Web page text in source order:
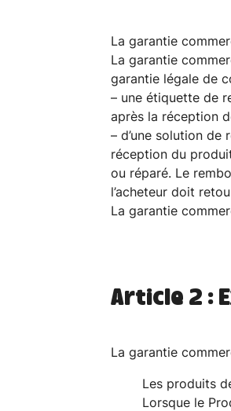
La garantie
La garantie
garantie légale de
– une étiquette de
après la réception
– d’une solution
réception du
ou réparé. Le
l’acheteur doit
La garantie
Article 2 :
La garantie
Les produits
Lorsque le